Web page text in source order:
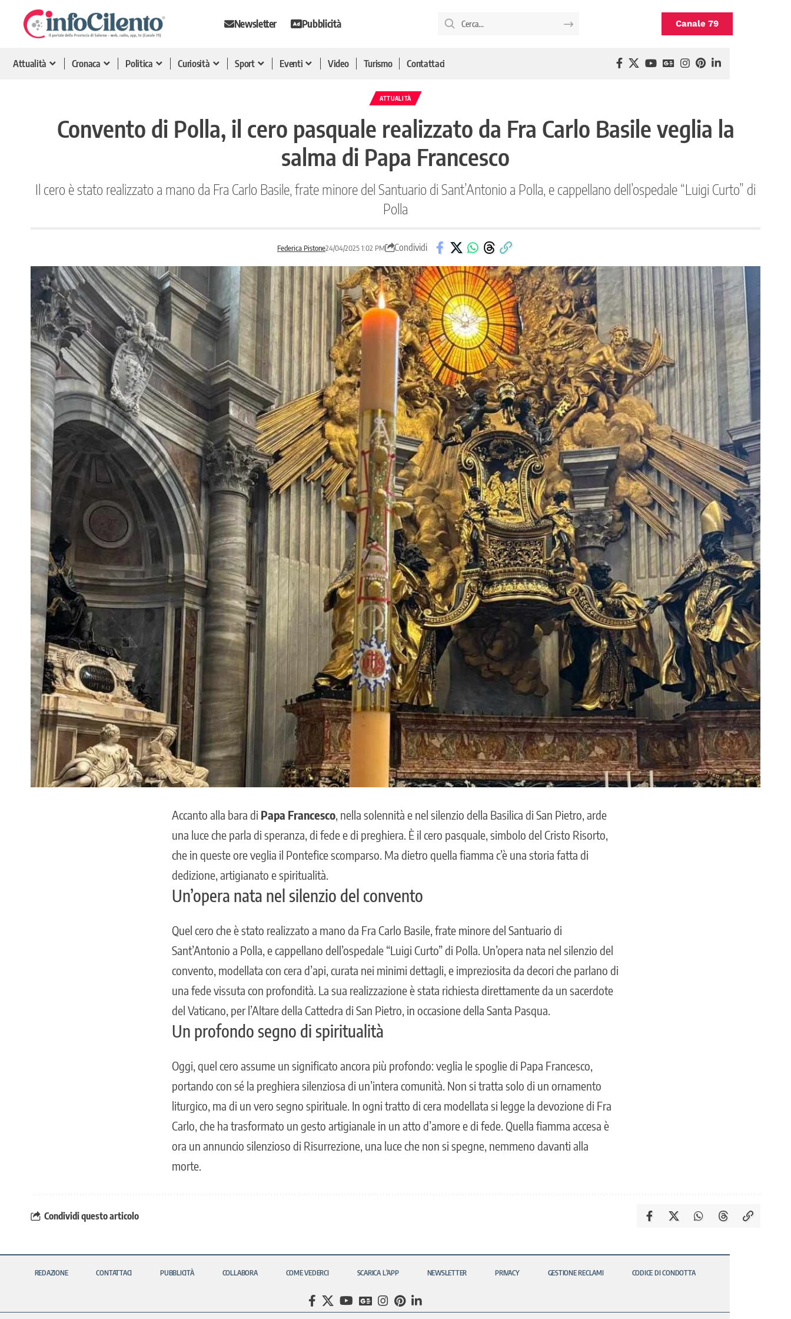
Newsletter Pubblicità Canale 79
Attualità Cronaca Politica Curiosità Sport Eventi Video Turismo Contattaci
ATTUALITÀ
Convento di Polla, il cero pasquale realizzato da Fra Carlo Basile veglia la
salma di Papa Francesco
Il cero è stato realizzato a mano da Fra Carlo Basile, frate minore del Santuario di Sant’Antonio a Polla, e cappellano dell’ospedale “Luigi Curto” di
Polla
Federica Pistone24/04/2025 1:02 PM Condividi
Accanto alla bara di Papa Francesco, nella solennità e nel silenzio della Basilica di San Pietro, arde
una luce che parla di speranza, di fede e di preghiera. È il cero pasquale, simbolo del Cristo Risorto,
che in queste ore veglia il Ponteficescomparso. Ma dietro quella fiamma c’è una storia fatta di
dedizione, artigianato e spiritualità.
Un’opera nata nel silenzio del convento
Quel cero che è stato realizzato a mano da Fra Carlo Basile, frate minore del Santuario di
Sant’Antonio a Polla, e cappellano dell’ospedale “Luigi Curto” di Polla. Un’opera nata nel silenzio del
convento, modellata con cera d’api, curata nei minimi dettagli, e impreziosita da decori che parlano di
una fede vissuta con profondità. La sua realizzazione è stata richiesta direttamente da un sacerdote
del Vaticano, per l’Altare della Cattedra di San Pietro, in occasione della Santa Pasqua.
Un profondo segno di spiritualità
Oggi, quel cero assume un significato ancora più profondo: veglia le spoglie di Papa Francesco,
portando con sé la preghiera silenziosa di un’intera comunità. Non si tratta solo di un ornamento
liturgico, ma di un vero segno spirituale. In ogni tratto di cera modellata si legge la devozione di Fra
Carlo, che ha trasformato un gesto artigianale in un atto d’amore e di fede. Quella fiamma accesa è
ora un annuncio silenzioso di Risurrezione, una luce che non si spegne, nemmeno davanti alla
morte.
Condividi questo articolo
REDAZIONE CONTATTACI PUBBLICITÀ COLLABORA COME VEDERCI SCARICA L’APP NEWSLETTER PRIVACY GESTIONE RECLAMI CODICE DI CONDOTTA